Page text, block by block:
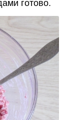
готово.